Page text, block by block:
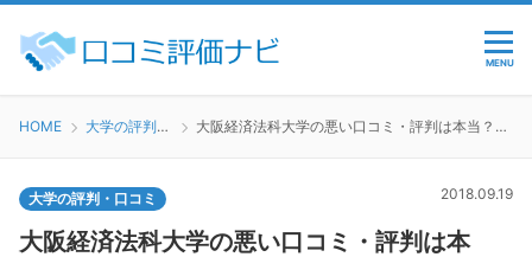
MENU
HOME 大学の評判・口コミ 大阪経済法科大学の悪い口コミ・評判は本当？在校生が検証しました
大学の評判・口コミ 2018.09.19
大阪経済法科大学の悪い口コミ・評判は本